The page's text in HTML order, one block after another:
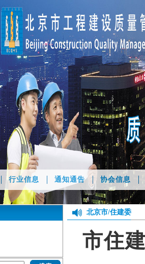
行业信息 通知通告 协会信息
北京市/住建委
市住